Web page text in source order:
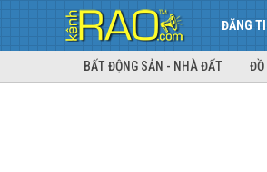
ĐĂNG
BẤT ĐỘNG SẢN - NHÀ ĐẤT